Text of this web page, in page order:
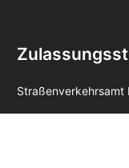
Straßenverkehrsamt